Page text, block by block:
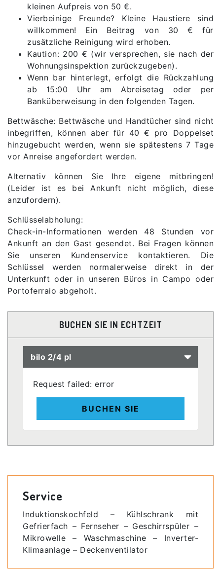
kleinen Aufpreis von 50 €.
Vierbeinige Freunde? Kleine Haustiere sind
willkommen! Ein Beitrag von 30 € für
zusätzliche Reinigung wird erhoben.
Kaution: 200 € (wir versprechen, sie nach der
Wohnungsinspektion zurückzugeben).
Wenn bar hinterlegt, erfolgt die Rückzahlung
ab 15:00 Uhr am Abreisetag oder per
Banküberweisung in den folgenden Tagen.
Bettwäsche: Bettwäsche und Handtücher sind nicht
inbegriffen, können aber für 40 € pro Doppelset
hinzugebucht werden, wenn sie spätestens 7 Tage
vor Anreise angefordert werden.
Alternativ können Sie Ihre eigene mitbringen!
(Leider ist es bei Ankunft nicht möglich, diese
anzufordern).
Schlüsselabholung:
Check-in-Informationen werden 48 Stunden vor
Ankunft an den Gast gesendet. Bei Fragen können
Sie unseren Kundenservice kontaktieren. Die
Schlüssel werden normalerweise direkt in der
Unterkunft oder in unseren Büros in Campo oder
Portoferraio abgeholt.
BUCHEN SIE IN ECHTZEIT
bilo 2/4 pl
Request failed: error
BUCHEN SIE
Service
Induktionskochfeld – Kühlschrank mit
Gefrierfach – Fernseher – Geschirrspüler –
Mikrowelle – Waschmaschine – Inverter-
Klimaanlage – Deckenventilator